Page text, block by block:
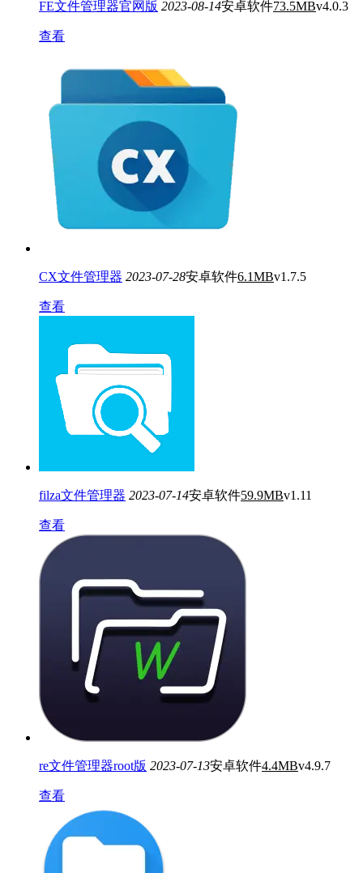
FE文件管理器官网版 2023-08-14安卓软件73.5MBv4.0.3
查看
CX文件管理器 2023-07-28安卓软件6.1MBv1.7.5
查看
filza文件管理器 2023-07-14安卓软件59.9MBv1.11
查看
re文件管理器root版 2023-07-13安卓软件4.4MBv4.9.7
查看